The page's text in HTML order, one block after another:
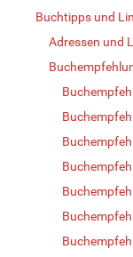
Buchtipps und
Adressen und